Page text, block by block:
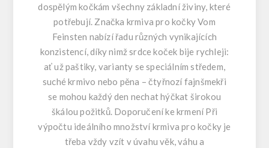
dospělým kočkám všechny základní živiny, které
potřebují. Značka krmiva pro kočky Vom
Feinsten nabízí řadu různých vynikajících
konzistencí, díky nimž srdce koček bije rychleji:
ať už paštiky, varianty se speciálním středem,
suché krmivo nebo pěna – čtyřnozí fajnšmekři
se mohou každý den nechat hýčkat širokou
škálou požitků. Doporučení ke krmení Při
výpočtu ideálního množství krmiva pro kočky je
třeba vždy vzít v úvahu věk, váhu a